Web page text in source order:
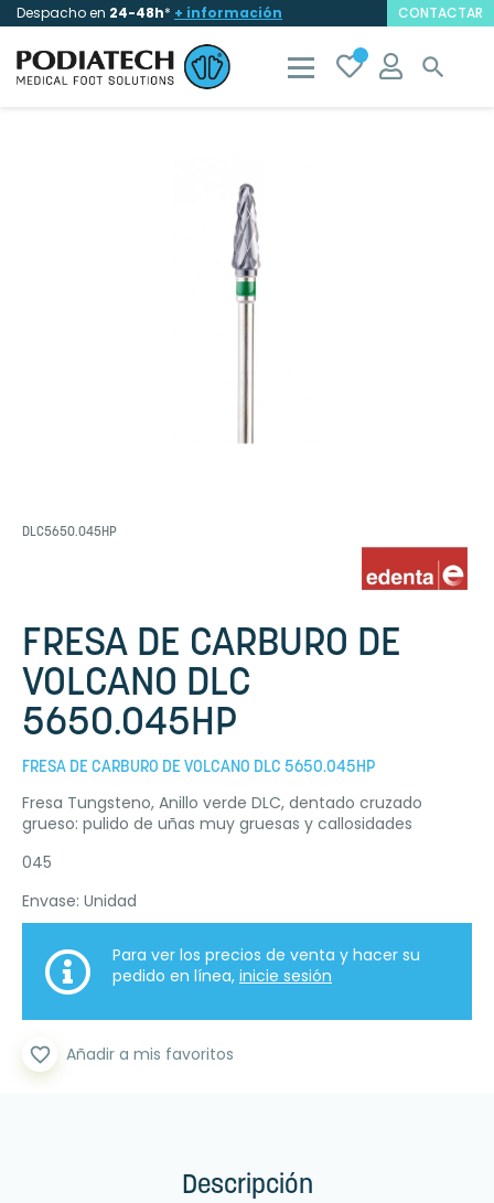
Despacho en 24-48h* + información CONTACTAR

DLC5650.045HP
FRESA DE CARBURO DE
VOLCANO DLC
5650.045HP
FRESA DE CARBURO DE VOLCANO DLC 5650.045HP
Fresa Tungsteno, Anillo verde DLC, dentado cruzado
grueso: pulido de uñas muy gruesas y callosidades
045
Envase: Unidad
Para ver los precios de venta y hacer su
pedido en línea, inicie sesión
favorite_border Añadir a mis favoritos
Descripción